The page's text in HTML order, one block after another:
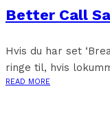
Better Call
Hvis du har set
ringe til, hvis
READ MORE